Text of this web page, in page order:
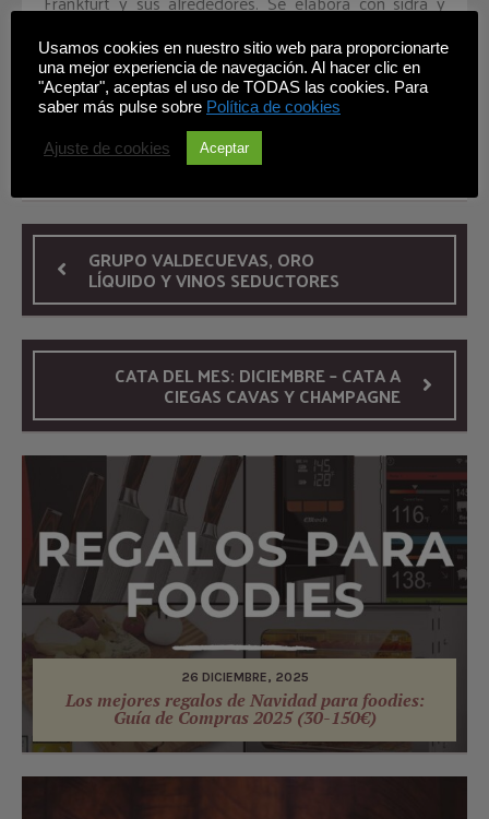
clavo y rodajas de limón. Se sirve en vasos de cristal
cortados al diamante denominados «Gerippten».
Mercados,Vinos
Glühwein,Navidad
GRUPO VALDECUEVAS, ORO
LÍQUIDO Y VINOS SEDUCTORES
CATA DEL MES: DICIEMBRE – CATA A
CIEGAS CAVAS Y CHAMPAGNE
26 DICIEMBRE, 2025
Los mejores regalos de Navidad para foodies:
Guía de Compras 2025 (30-150€)
Usamos cookies en nuestro sitio web para proporcionarte
una mejor experiencia de navegación. Al hacer clic en
"Aceptar", aceptas el uso de TODAS las cookies. Para
saber más pulse sobre Política de cookies
Ajuste de cookies Aceptar